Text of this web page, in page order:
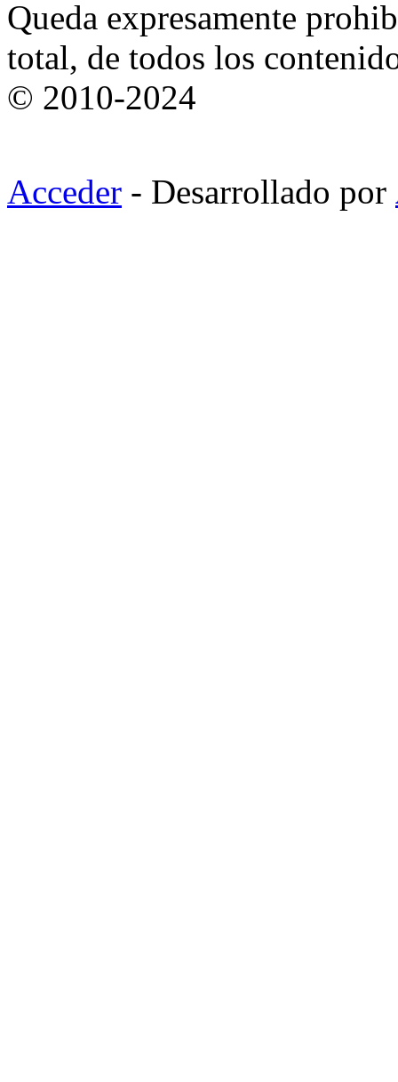
Queda expresamente
total, de todos los
© 2010-2024
Acceder - Desarrollado por